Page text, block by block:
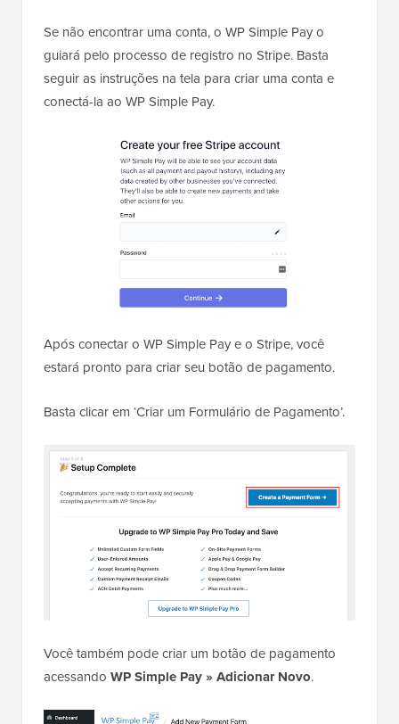
Se não encontrar uma conta, o WP Simple Pay o
guiará pelo processo de registro no Stripe. Basta
seguir as instruções na tela para criar uma conta e
conectá-la ao WP Simple Pay.
Após conectar o WP Simple Pay e o Stripe, você
estará pronto para criar seu botão de pagamento.
Basta clicar em ‘Criar um Formulário de Pagamento’.
Você também pode criar um botão de pagamento
acessando WP Simple Pay » Adicionar Novo.